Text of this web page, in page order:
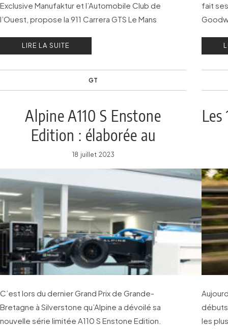
Exclusive Manufaktur et l’Automobile Club de
l’Ouest, propose la 911 Carrera GTS Le Mans
exemplaires.
LIRE LA SUITE
GT
fait
de
Alpine A110 S Enstone
Edition : élaborée au
Royaume-Uni, fabriquée à
Dieppe
18 juillet 2023
C’est lors du dernier Grand Prix de Grande-
Bretagne à Silverstone qu’Alpine a dévoilé sa
nouvelle série limitée A110 S Enstone Edition.
les